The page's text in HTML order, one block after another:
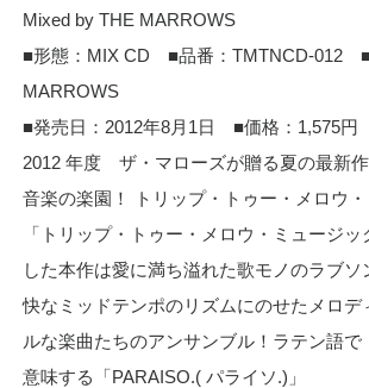
Mixed by THE MARROWS
■形態：MIX CD ■品番：TMTNCD-012
MARROWS
■発売日：2012年8月1日 ■価格：1,575円
2012 年度 ザ・マローズが贈る夏の最新作
音楽の楽園！ トリップ・トゥー・メロウ・
「トリップ・トゥー・メロウ・ミュージ
した本作は愛に満ち溢れた歌モノのラブソ
快なミッドテンポのリズムにのせたメロデ
ルな楽曲たちのアンサンブル！ラテン語で
意味する「PARAISO.( パライソ.)」